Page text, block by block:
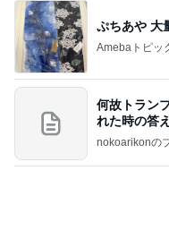
ぷちあや 大
Amebaトピッ
何故トラン
れた時の答え
nokoarikonの